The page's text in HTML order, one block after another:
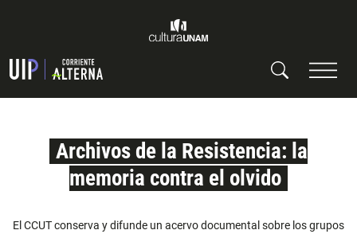
Archivos de la Resistencia: la
memoria contra el olvido
El CCUT conserva y difunde un acervo documental sobre los grupos